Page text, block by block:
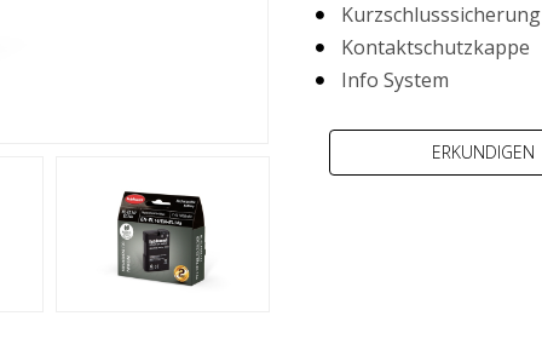
Kurzschlusssicherung
Kontaktschutzkappe
Info System